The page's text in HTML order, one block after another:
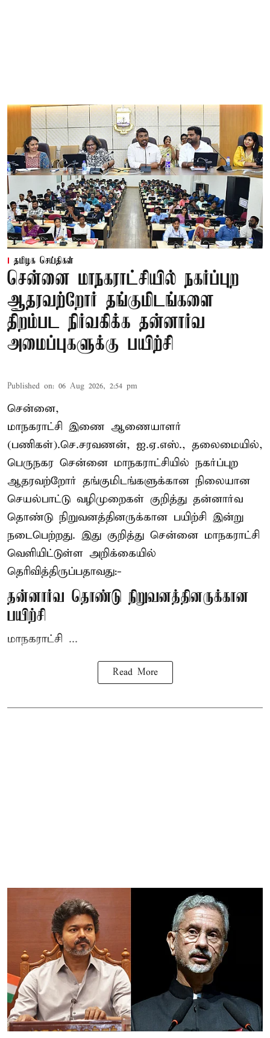
தமிழக செய்திகள்
சென்னை மாநகராட்சியில் நகர்ப்புற
ஆதரவற்றோர் தங்குமிடங்களை
திறம்பட நிர்வகிக்க தன்னார்வ
அமைப்புகளுக்கு பயிற்சி
Published on: 06 Aug 2026, 2:54 pm
சென்னை,
மாநகராட்சி இணை ஆணையாளர்
(பணிகள்).செ.சரவணன், ஐ.ஏ.எஸ்., தலைமையில்,
பெருநகர சென்னை மாநகராட்சியில் நகர்ப்புற
ஆதரவற்றோர் தங்குமிடங்களுக்கான நிலையான
செயல்பாட்டு வழிமுறைகள் குறித்து தன்னார்வ
தொண்டு நிறுவனத்தினருக்கான பயிற்சி இன்று
நடைபெற்றது. இது குறித்து சென்னை மாநகராட்சி
வெளியிட்டுள்ள அறிக்கையில்
தெரிவித்திருப்பதாவது:-
தன்னார்வ தொண்டு நிறுவனத்தினருக்கான
பயிற்சி
மாநகராட்சி ...
Read More